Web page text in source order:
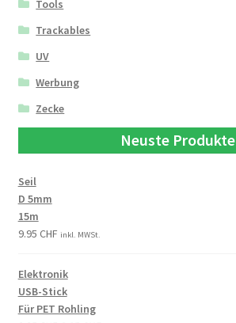
Tools
Trackables
UV
Werbung
Zecke
Neuste Produkte
Seil
D 5mm
15m
9.95 CHF inkl. MWSt.
Elektronik
USB-Stick
Für PET Rohling